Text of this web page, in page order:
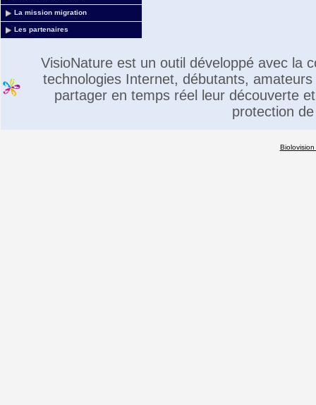
La mission migration
Les partenaires
VisioNature est un outil développé avec la
technologies Internet, débutants,
partager en temps réel leur découverte
protection
Biolovision